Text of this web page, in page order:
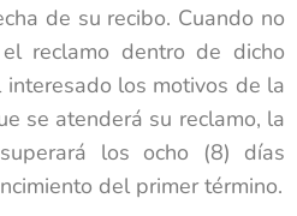
de su recibo. Cuando no
reclamo dentro de dicho
los motivos de la
se atenderá su reclamo, la
los ocho (8) días
del primer término.